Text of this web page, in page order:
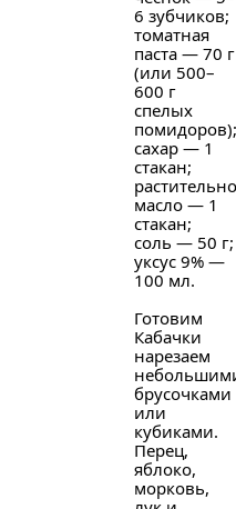
6 зубчиков;
томатная
паста — 70 г
(или 500–
600 г
спелых
помидоров);
сахар — 1
стакан;
масло — 1
стакан;
соль — 50 г;
уксус 9% —
100 мл.
Готовим
Кабачки
нарезаем
брусочками
или
кубиками.
Перец,
яблоко,
морковь,